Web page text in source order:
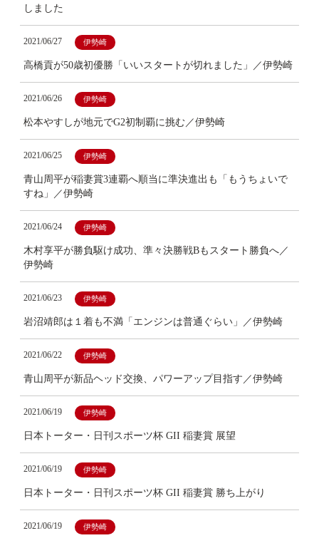
しました
2021/06/27 伊勢崎
高橋貢が50歳初優勝「いいスタートが切れました」／伊勢崎
2021/06/26 伊勢崎
松本やすしが地元でG2初制覇に挑む／伊勢崎
2021/06/25 伊勢崎
青山周平が稲妻賞3連覇へ順当に準決進出も「もうちょいで
すね」／伊勢崎
2021/06/24 伊勢崎
木村享平が勝負駆け成功、準々決勝戦Bもスタート勝負へ／
伊勢崎
2021/06/23 伊勢崎
岩沼靖郎は１着も不満「エンジンは普通ぐらい」／伊勢崎
2021/06/22 伊勢崎
青山周平が新品ヘッド交換、パワーアップ目指す／伊勢崎
2021/06/19 伊勢崎
日本トーター・日刊スポーツ杯 GII 稲妻賞 展望
2021/06/19 伊勢崎
日本トーター・日刊スポーツ杯 GII 稲妻賞 勝ち上がり
2021/06/19 伊勢崎